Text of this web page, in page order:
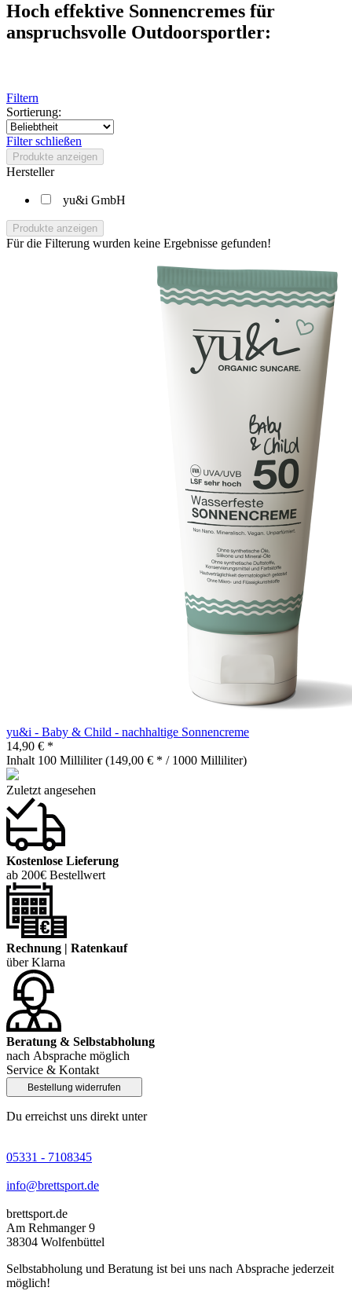
Hoch effektive Sonnencremes für
anspruchsvolle Outdoorsportler:
Filtern
Sortierung:
Filter schließen
Produkte anzeigen
Hersteller
yu&i GmbH
Produkte anzeigen
Für die Filterung wurden keine Ergebnisse gefunden!
yu&i - Baby & Child - nachhaltige Sonnencreme
14,90 € *
Inhalt 100 Milliliter(149,00 € * / 1000 Milliliter)
Zuletzt angesehen
Kostenlose Lieferung
ab 200€ Bestellwert
Rechnung | Ratenkauf
über Klarna
Beratung & Selbstabholung
nach Absprache möglich
Service & Kontakt
Bestellung widerrufen
Du erreichst uns direkt unter
05331 - 7108345
info@brettsport.de
brettsport.de
Am Rehmanger 9
38304 Wolfenbüttel
Selbstabholung und Beratung ist bei uns nach Absprache jederzeit
möglich!